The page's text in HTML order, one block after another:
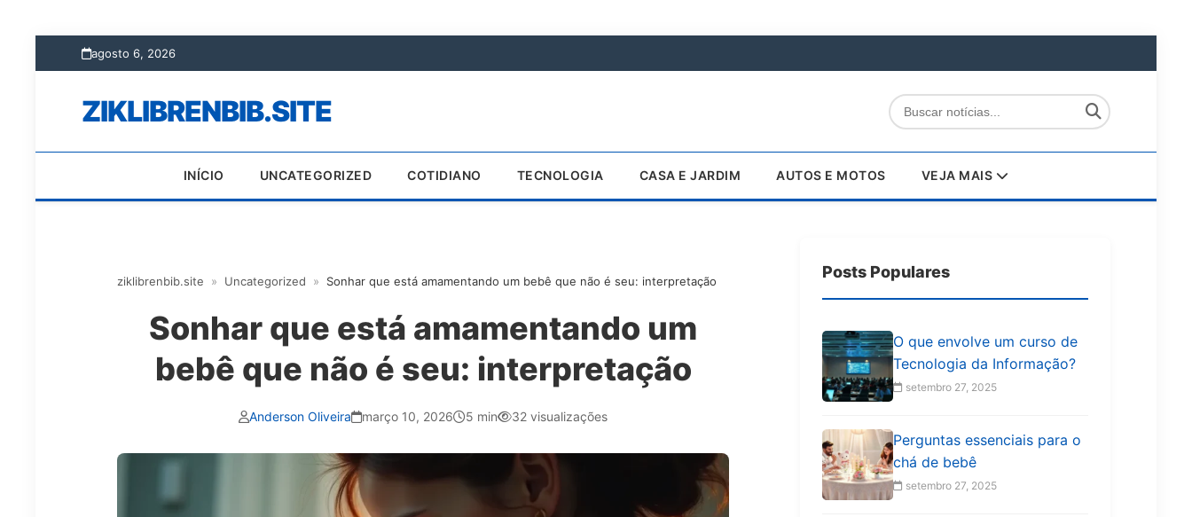
agosto 6, 2026
ZIKLIBRENBIB.SITE
INÍCIO UNCATEGORIZED COTIDIANO TECNOLOGIA CASA E JARDIM AUTOS E MOTOS VEJA MAIS
ziklibrenbib.site » Uncategorized » Sonhar que está amamentando um bebê que não é seu: interpretação
Sonhar que está amamentando um
bebê que não é seu: interpretação
Anderson Oliveira março 10, 2026 5 min 32 visualizações
Posts Populares
O que envolve um curso de
Tecnologia da Informação?
setembro 27, 2025
Perguntas essenciais para o
chá de bebê
setembro 27, 2025